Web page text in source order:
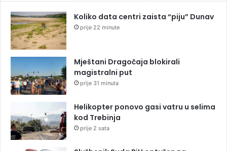
Koliko data centri zaista “piju” Dunav
prije 22 minute
Mještani Dragočaja blokirali
magistralni put
prije 31 minuta
Helikopter ponovo gasi vatru u selima
kod Trebinja
prije 2 sata